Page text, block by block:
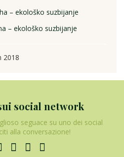
– ekološko suzbijanje
– ekološko suzbijanje
social network
seguace su uno dei social
alla conversazione!